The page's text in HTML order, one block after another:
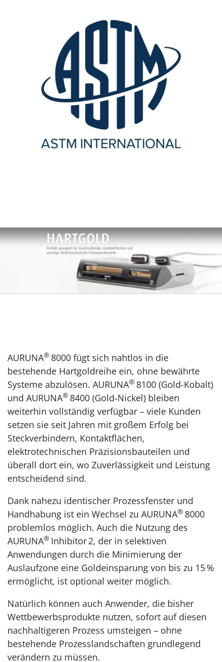
AURUNA® 8000 fügt sich nahtlos in die
bestehende Hartgoldreihe ein, ohne bewährte
Systeme abzulösen. AURUNA® 8100 (Gold‑Kobalt)
und AURUNA® 8400 (Gold‑Nickel) bleiben
weiterhin vollständig verfügbar – viele Kunden
setzen sie seit Jahren mit großem Erfolg bei
Steckverbindern, Kontaktflächen,
elektrotechnischen Präzisionsbauteilen und
überall dort ein, wo Zuverlässigkeit und Leistung
entscheidend sind.
Dank nahezu identischer Prozessfenster und
Handhabung ist ein Wechsel zu AURUNA® 8000
problemlos möglich. Auch die Nutzung des
AURUNA® Inhibitor 2, der in selektiven
Anwendungen durch die Minimierung der
Auslaufzone eine Goldeinsparung von bis zu 15 %
ermöglicht, ist optional weiter möglich.
Natürlich können auch Anwender, die bisher
Wettbewerbsprodukte nutzen, sofort auf diesen
nachhaltigeren Prozess umsteigen – ohne
bestehende Prozesslandschaften grundlegend
verändern zu müssen.